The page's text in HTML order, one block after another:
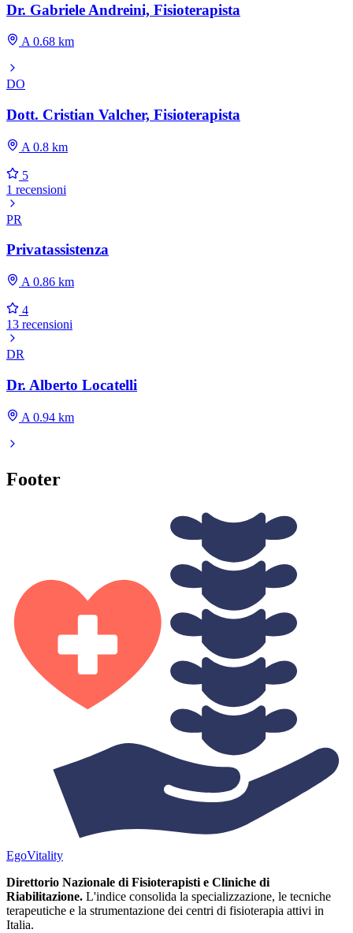
Dr. Gabriele Andreini, Fisioterapista
A 0.68 km
DO
Dott. Cristian Valcher, Fisioterapista
A 0.8 km
5
1 recensioni
PR
Privatassistenza
A 0.86 km
4
13 recensioni
DR
Dr. Alberto Locatelli
A 0.94 km
Footer
EgoVitality
Direttorio Nazionale di Fisioterapisti e Cliniche di
Riabilitazione. L'indice consolida la specializzazione, le tecniche
terapeutiche e la strumentazione dei centri di fisioterapia attivi in
Italia.